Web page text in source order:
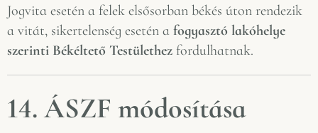
Jogvita esetén a felek elsősorban békés úton rendezik
a vitát, sikertelenség esetén a fogyasztó lakóhelye
szerinti Békéltető Testülethez fordulhatnak.
14. ÁSZF módosítása